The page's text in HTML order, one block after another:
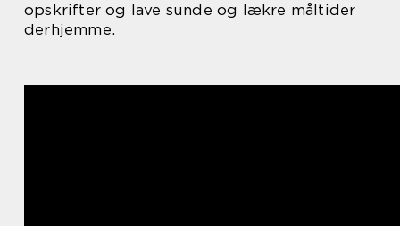
opskrifter og lave sunde og lækre måltider
derhjemme.